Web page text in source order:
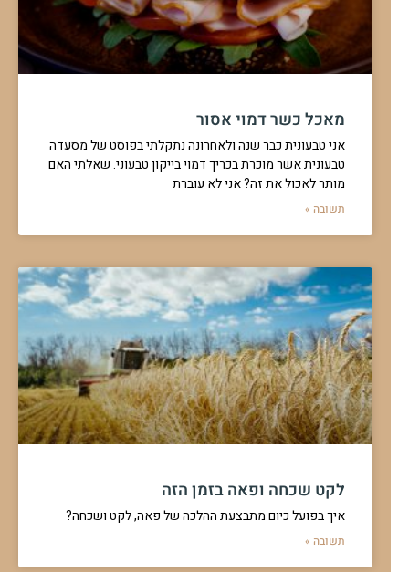
מאכל כשר דמוי אסור
אני טבעונית כבר שנה ולאחרונה נתקלתי בפוסט של מסעדה
טבעונית אשר מוכרת בכריך דמוי בייקון טבעוני. שאלתי האם
מותר לאכול את זה? אני לא עוברת
תשובה »
לקט שכחה ופאה בזמן הזה
איך בפועל כיום מתבצעת ההלכה של פאה, לקט ושכחה?
תשובה »